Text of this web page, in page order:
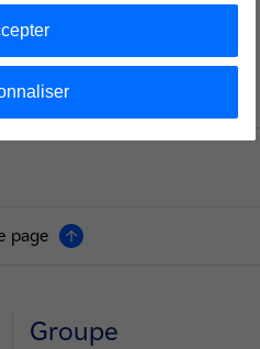
portant lutte contre le dérèglement
face à ses effets publiée au
page
Groupe